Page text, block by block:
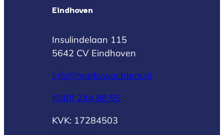
Eindhoven
Insulindelaan 115
5642 CV Eindhoven
Info@markswachters.nl
(040) 244 88 55
KVK: 17284503